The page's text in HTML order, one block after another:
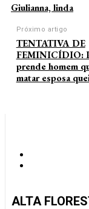
Giulianna, linda
Próximo artigo
TENTATIVA DE
FEMINICÍDIO:
prende homem
matar esposa
ALTA